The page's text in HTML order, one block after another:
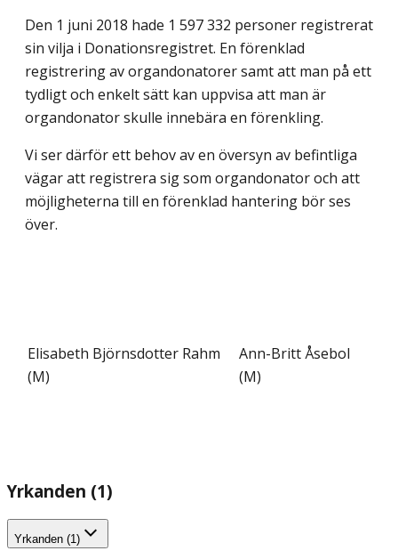
Den 1 juni 2018 hade 1 597 332 personer registrerat
sin vilja i Donationsregistret. En förenklad
registrering av organdonatorer samt att man på ett
tydligt och enkelt sätt kan uppvisa att man är
organdonator skulle innebära en förenkling.
Vi ser därför ett behov av en översyn av befintliga
vägar att registrera sig som organdonator och att
möjligheterna till en förenklad hantering bör ses
över.
Elisabeth Björnsdotter Rahm
(M)
Ann-Britt Åsebol
(M)
Yrkanden (1)
Yrkanden (1)